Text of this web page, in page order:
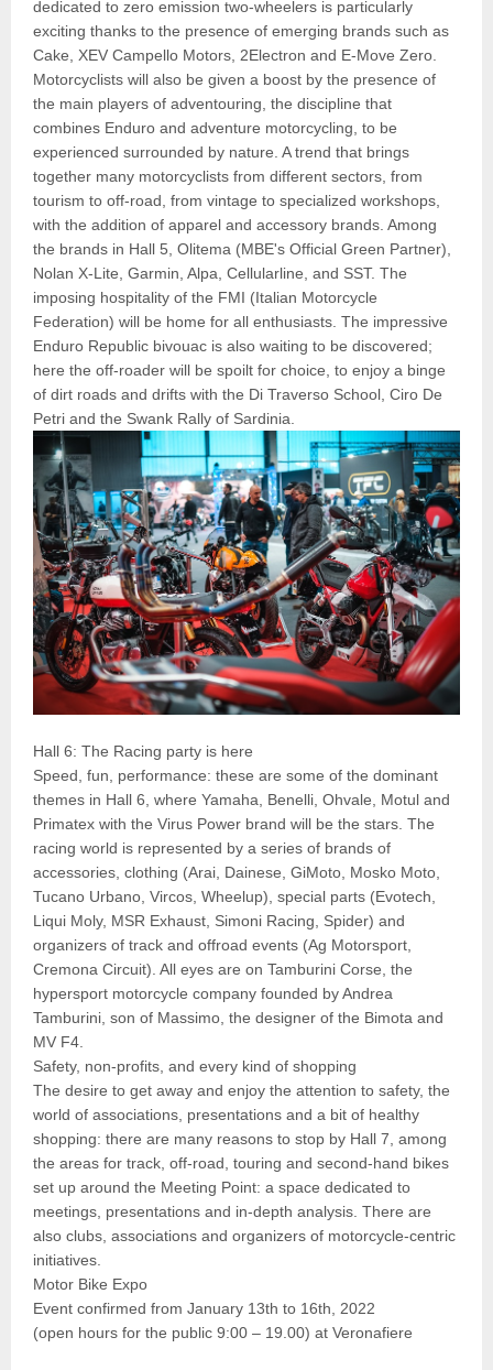
dedicated to zero emission two-wheelers is particularly
exciting thanks to the presence of emerging brands such as
Cake, XEV Campello Motors, 2Electron and E-Move Zero.
Motorcyclists will also be given a boost by the presence of
the main players of adventouring, the discipline that
combines Enduro and adventure motorcycling, to be
experienced surrounded by nature. A trend that brings
together many motorcyclists from different sectors, from
tourism to off-road, from vintage to specialized workshops,
with the addition of apparel and accessory brands. Among
the brands in Hall 5, Olitema (MBE's Official Green Partner),
Nolan X-Lite, Garmin, Alpa, Cellularline, and SST. The
imposing hospitality of the FMI (Italian Motorcycle
Federation) will be home for all enthusiasts. The impressive
Enduro Republic bivouac is also waiting to be discovered;
here the off-roader will be spoilt for choice, to enjoy a binge
of dirt roads and drifts with the Di Traverso School, Ciro De
Petri and the Swank Rally of Sardinia.
Hall 6: The Racing party is here
Speed, fun, performance: these are some of the dominant
themes in Hall 6, where Yamaha, Benelli, Ohvale, Motul and
Primatex with the Virus Power brand will be the stars. The
racing world is represented by a series of brands of
accessories, clothing (Arai, Dainese, GiMoto, Mosko Moto,
Tucano Urbano, Vircos, Wheelup), special parts (Evotech,
Liqui Moly, MSR Exhaust, Simoni Racing, Spider) and
organizers of track and offroad events (Ag Motorsport,
Cremona Circuit). All eyes are on Tamburini Corse, the
hypersport motorcycle company founded by Andrea
Tamburini, son of Massimo, the designer of the Bimota and
MV F4.
Safety, non-profits, and every kind of shopping
The desire to get away and enjoy the attention to safety, the
world of associations, presentations and a bit of healthy
shopping: there are many reasons to stop by Hall 7, among
the areas for track, off-road, touring and second-hand bikes
set up around the Meeting Point: a space dedicated to
meetings, presentations and in-depth analysis. There are
also clubs, associations and organizers of motorcycle-centric
initiatives.
Motor Bike Expo
Event confirmed from January 13th to 16th, 2022
(open hours for the public 9:00 – 19.00) at Veronafiere